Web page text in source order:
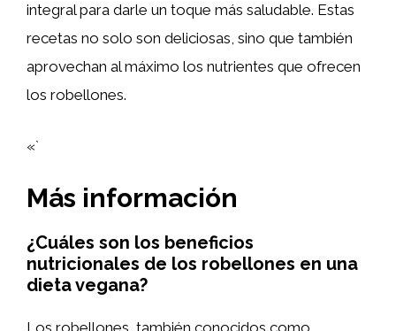
integral para darle un toque más saludable. Estas
recetas no solo son deliciosas, sino que también
aprovechan al máximo los nutrientes que ofrecen
los robellones.
«`
Más información
¿Cuáles son los beneficios
nutricionales de los robellones en una
dieta vegana?
Los robellones, también conocidos como